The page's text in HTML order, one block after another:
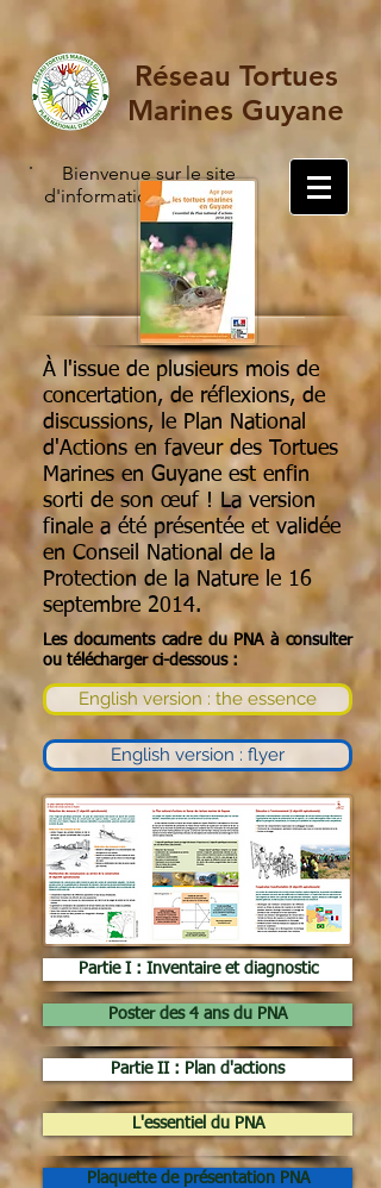
Réseau Tortues
Marines Guyane
Bienvenue sur le site
d'information du Réseau
À l'issue de plusieurs mois de
concertation, de réflexions, de
discussions, le Plan National
d'Actions en faveur des Tortues
Marines en Guyane est enfin
sorti de son œuf ! La version
finale a été présentée et validée
en Conseil National de la
Protection de la Nature le 16
septembre 2014.
Les documents cadre du PNA à consulter
ou télécharger ci-dessous :
English version : the essence
English version : flyer
Partie I : Inventaire et diagnostic
Poster des 4 ans du PNA
Partie II : Plan d'actions
L'essentiel du PNA
Plaquette de présentation PNA